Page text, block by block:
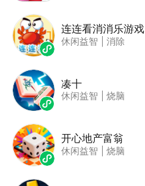
连连看消消乐游戏
休闲益智 消除
凑十
休闲益智 烧脑
开心地产富翁
休闲益智 烧脑